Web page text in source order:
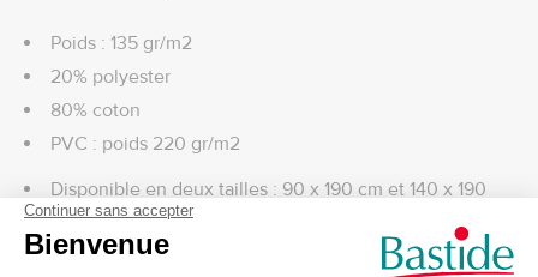
Poids : 135 gr/m2
20% polyester
80% coton
PVC : poids 220 gr/m2
Disponible en deux tailles : 90 x 190 cm et 140 x 190
cm